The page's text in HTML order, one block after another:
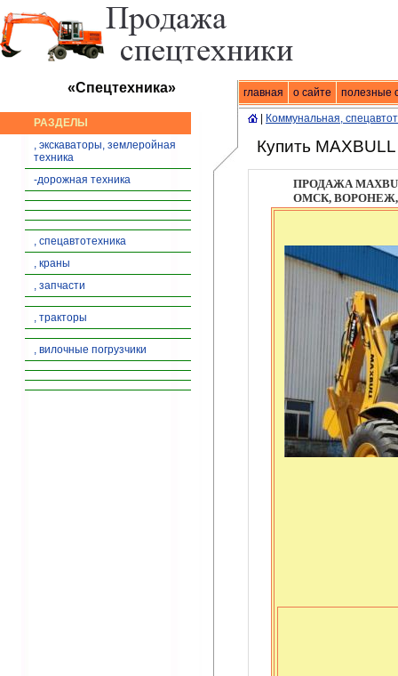
главная о сайте полезные
«Спецтехника» Спецтехника| продажа
РАЗДЕЛЫ
, экскаваторы, землеройная
техника
-дорожная техника
, спецавтотехника
, краны
, запчасти
, тракторы
, вилочные погрузчики
Коммунальная,
Купить
ПРОДАЖА
ОМСК,